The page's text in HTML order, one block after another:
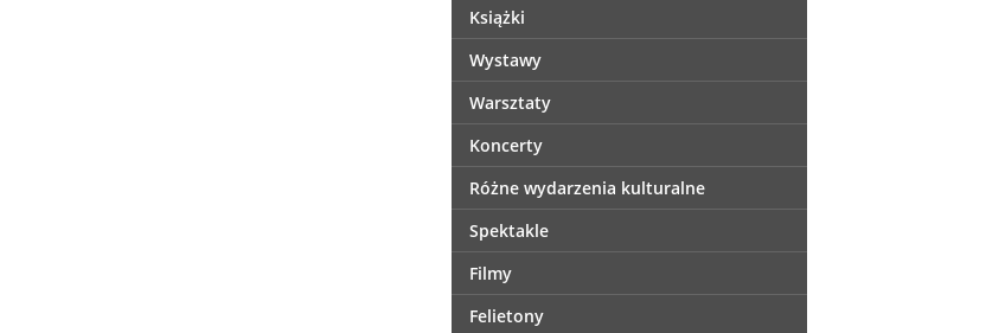
Książki
Wystawy
Warsztaty
Koncerty
Różne wydarzenia kulturalne
Spektakle
Filmy
Felietony